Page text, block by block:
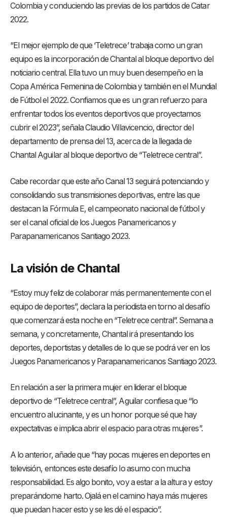
Colombia y conduciendo las previas de los partidos de Catar
2022.
“El mejor ejemplo de que ‘Teletrece’ trabaja como un gran
equipo es la incorporación de Chantal al bloque deportivo del
noticiario central. Ella tuvo un muy buen desempeño en la
Copa América Femenina de Colombia y también en el Mundial
de Fútbol el 2022. Confiamos que es un gran refuerzo para
enfrentar todos los eventos deportivos que proyectamos
cubrir el 2023”, señala Claudio Villavicencio, director del
departamento de prensa del 13, acerca de la llegada de
Chantal Aguilar al bloque deportivo de “Teletrece central”.
Cabe recordar que este año Canal 13 seguirá potenciando y
consolidando sus transmisiones deportivas, entre las que
destacan la Fórmula E, el campeonato nacional de fútbol y
ser el canal oficial de los Juegos Panamericanos y
Parapanamericanos Santiago 2023.
La visión de Chantal
“Estoy muy feliz de colaborar más permanentemente con el
equipo de deportes”, declara la periodista en torno al desafío
que comenzará esta noche en “Teletrece central”. Semana a
semana, y concretamente, Chantal irá presentando los
deportes, deportistas y detalles de lo que se podrá ver en los
Juegos Panamericanos y Parapanamericanos Santiago 2023.
En relación a ser la primera mujer en liderar el bloque
deportivo de “Teletrece central”, Aguilar confiesa que “lo
encuentro alucinante, y es un honor porque sé que hay
expectativas e implica abrir el espacio para otras mujeres”.
A lo anterior, añade que “hay pocas mujeres en deportes en
televisión, entonces este desafío lo asumo con mucha
responsabilidad. Es algo bonito, voy a estar a la altura y estoy
preparándome harto. Ojalá en el camino haya más mujeres
que puedan hacer esto y se les dé el espacio”.